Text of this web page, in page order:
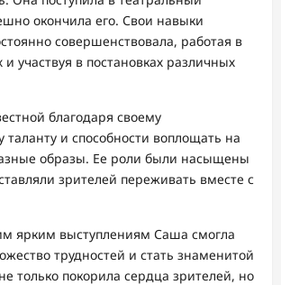
окончила его. Свои навыки
совершенствовала, работая в
и участвуя в постановках различных
благодаря своему
и способности воплощать на
образы. Ее роли были насыщены
зрителей переживать вместе с
ярким выступлениям Саша смогла
трудностей и стать знаменитой
только покорила сердца зрителей, но